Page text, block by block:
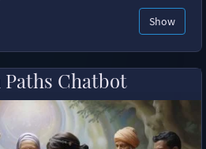
Show
Paths Chatbot